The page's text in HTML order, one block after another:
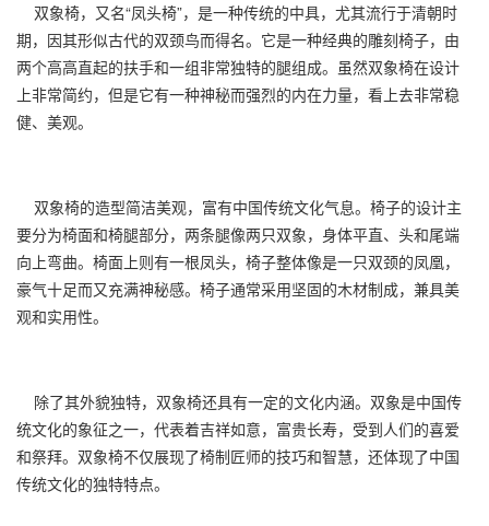
双象椅，又名“凤头椅”，是一种传统的中具，尤其流行于清朝时
期，因其形似古代的双颈鸟而得名。它是一种经典的雕刻椅子，由
两个高高直起的扶手和一组非常独特的腿组成。虽然双象椅在设计
上非常简约，但是它有一种神秘而强烈的内在力量，看上去非常稳
健、美观。
双象椅的造型简洁美观，富有中国传统文化气息。椅子的设计主
要分为椅面和椅腿部分，两条腿像两只双象，身体平直、头和尾端
向上弯曲。椅面上则有一根凤头，椅子整体像是一只双颈的凤凰，
豪气十足而又充满神秘感。椅子通常采用坚固的木材制成，兼具美
观和实用性。
除了其外貌独特，双象椅还具有一定的文化内涵。双象是中国传
统文化的象征之一，代表着吉祥如意，富贵长寿，受到人们的喜爱
和祭拜。双象椅不仅展现了椅制匠师的技巧和智慧，还体现了中国
传统文化的独特特点。